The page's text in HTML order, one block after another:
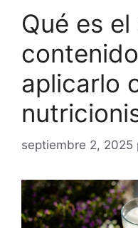
Qué es
aplicarlo
septiembre 2, 2025